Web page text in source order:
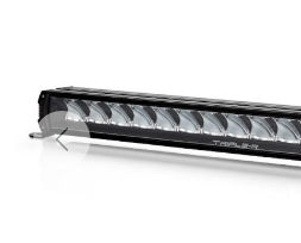
Previous